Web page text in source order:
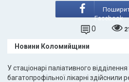
Facebook
0
Новини Коломийщини
У стаціонарі паліативного
багатопрофільної лікарні